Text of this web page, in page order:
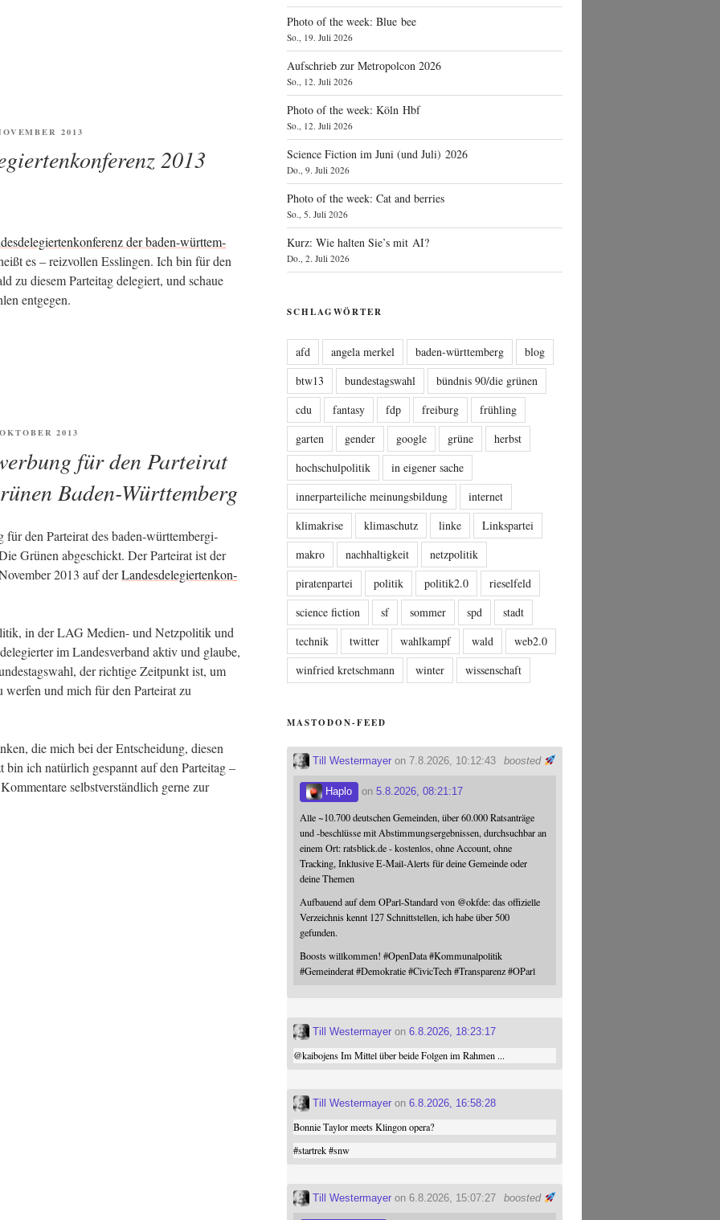
2013
2013
der baden-würt­tem­
es – reiz­vol­len Ess­lin­gen. Ich bin für den
zu die­sem Par­tei­tag dele­giert, und schaue
entgegen.
2013
für den Parteirat
Baden-Württemberg
für den Par­tei­rat des baden-würt­tem­ber­gi­
Grü­nen abge­schickt. Der Par­tei­rat ist der
2013 auf derLan­des­de­le­gier­ten­kon­
in der LAG Medi­en- und Netz­po­li­tik und
im Lan­des­ver­band aktiv und glau­be,
der rich­ti­ge Zeit­punkt ist, um
und mich für den Par­tei­rat zu
die mich bei der Ent­schei­dung, die­sen
bin ich natür­lich gespannt auf den Par­tei­tag –
selbst­ver­ständ­lich ger­ne zur
Photo of the week: Blue bee
So., 19. Juli 2026
Aufschrieb zur Metropolcon 2026
So., 12. Juli 2026
Photo of the week: Köln Hbf
So., 12. Juli 2026
Science Fiction im Juni (und Juli) 2026
Do., 9. Juli 2026
Photo of the week: Cat and berries
So., 5. Juli 2026
Kurz: Wie halten Sie’s mit AI?
Do., 2. Juli 2026
SCHLAGWÖRTER
afd angela merkel baden-württemberg
blog
btw13
bundestagswahl
bündnis 90/die grünen
cdu
fantasy fdp freiburg
frühling
garten
gender google grüne
herbst
hochschulpolitik
in eigener sache
innerparteiliche meinungsbildung
internet
klimakrise
klimaschutz linke
Linkspartei
makro
nachhaltigkeit
netzpolitik
piratenpartei
politik politik2.0
rieselfeld
science fiction
sf sommer spd
stadt
technik
twitter wahlkampf wald
web2.0
winfried kretschmann
winter wissenschaft
MASTODON-FEED
boosted
Till Westermayer on 7.8.2026, 10:12:43
Haplo on5.8.2026, 08:21:17
Alle ~10.700 deutschen Gemeinden, über 60.000 Ratsanträge
und -beschlüsse mit Abstimmungsergebnissen, durchsuchbar an
einem Ort: ratsblick.de - kostenlos, ohne Account, ohne
Tracking, Inklusive E-Mail-Alerts für deine Gemeinde oder
deine Themen
Aufbauend auf dem OParl-Standard von @okfde: das offizielle
Verzeichnis kennt 127 Schnittstellen, ich habe über 500
gefunden.
Boosts willkommen!#OpenData #Kommunalpolitik
#Gemeinderat #Demokratie #CivicTech #Transparenz #OParl
Till Westermayer on6.8.2026, 18:23:17
@kaibojensIm Mittel über beide Folgen im Rahmen ...
Till Westermayer on6.8.2026, 16:58:28
Bonnie Taylor meets Klingon opera?
#startrek #snw
boosted
Till Westermayer on 6.8.2026, 15:07:27